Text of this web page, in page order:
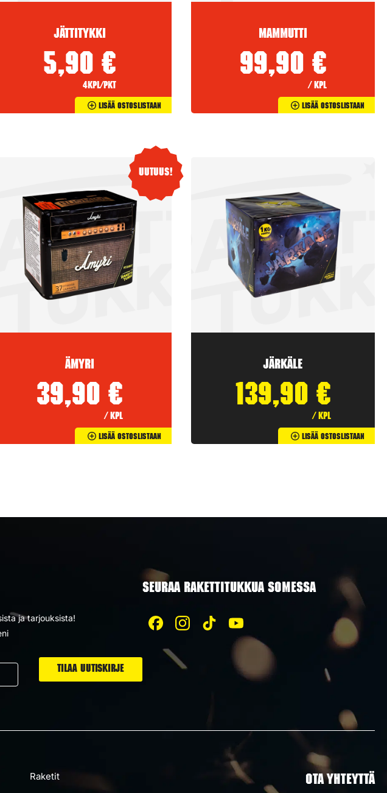
Jättitykki
5,90 €
4kpl/pkt
Lisää Ostoslistaan
Mammutti
99,90 €
/ kpl
Lisää Ostoslistaan
Uutuus!
Ämyri
39,90 €
/ kpl
Lisää Ostoslistaan
Järkäle
139,90 €
/ kpl
Lisää Ostoslistaan
ja tarjouksista!
SEURAA RAKETTITUKKUA SOMESSA
Raketit OTA YHTEYTTÄ